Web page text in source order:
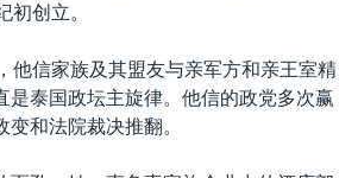
初创立。
他信家族及其盟友与亲军方和亲王室精
是泰国政坛主旋律。他信的政党多次赢
和法院裁决推翻。